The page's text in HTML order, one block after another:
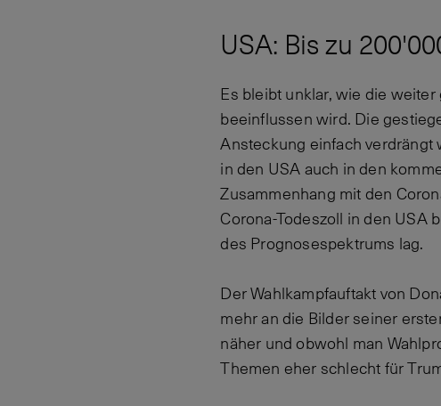
USA: Bis zu
Es bleibt unklar, wie die
beeinflussen wird. Die
Ansteckung einfach verdrängt
in den USA auch in den
Zusammenhang mit den
Corona-Todeszoll in den USA
des Prognosespektrums lag.
Der Wahlkampfauftakt von
mehr an die Bilder seiner
näher und obwohl man
Themen eher schlecht für